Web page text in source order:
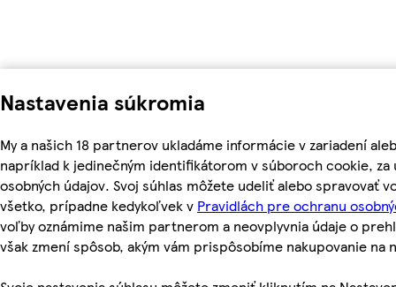
Nastavenia súkromia
My a našich 18 partnerov ukladáme informácie v zariadení
napríklad k jedinečným identifikátorom v súboroch cookie,
osobných údajov. Svoj súhlas môžete udeliť alebo spravovať
všetko, prípadne kedykoľvek v Pravidlách pre ochranu
voľby oznámime našim partnerom a neovplyvnia údaje o
však zmení spôsob, akým vám prispôsobíme nakupovanie na